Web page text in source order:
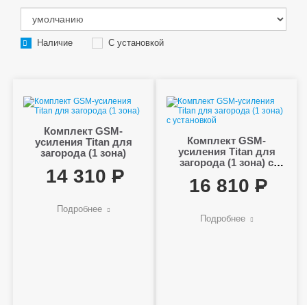
Наличие С установкой
Комплект GSM-
усиления Titan для
загорода (1 зона)
14 310
Подробнее
Комплект GSM-
усиления Titan для
загорода (1 зона) с
16 810
Подробнее